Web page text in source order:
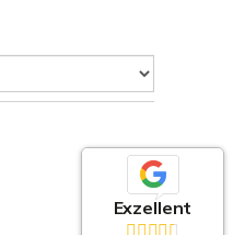
Exzellent